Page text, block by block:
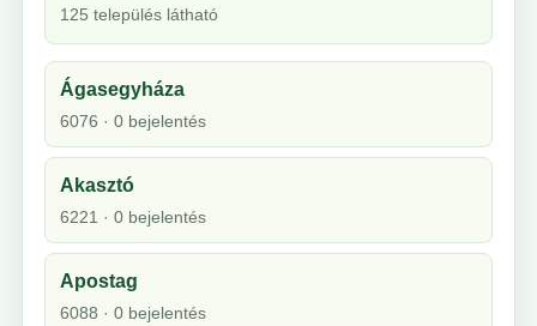
125 település látható
Ágasegyháza
6076 · 0 bejelentés
Akasztó
6221 · 0 bejelentés
Apostag
6088 · 0 bejelentés